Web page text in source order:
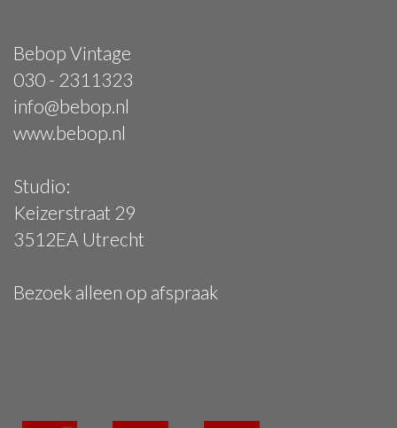
Bebop Vintage
030 - 2311323
info@bebop.nl
www.bebop.nl
Studio:
Keizerstraat 29
3512EA Utrecht
Bezoek alleen op afspraak